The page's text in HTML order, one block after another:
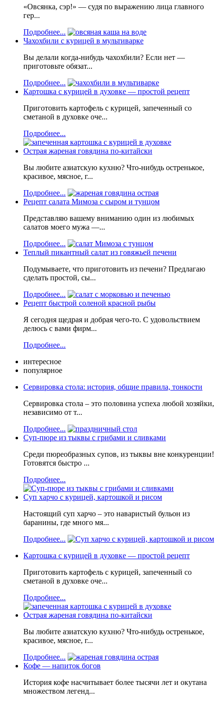
«Овсянка, сэр!» — судя по выражению лица главного
гер...
Подробнее...
Чахохбили с курицей в мультиварке
Вы делали когда-нибудь чахохбили? Если нет —
приготовьте обязат...
Подробнее...
Картошка с курицей в духовке — простой рецепт
Приготовить картофель с курицей, запеченный со
сметаной в духовке оче...
Подробнее...
Острая жареная говядина по-китайски
Вы любите азиатскую кухню? Что-нибудь остренькое,
красивое, мясное, г...
Подробнее...
Рецепт салата Мимоза с сыром и тунцом
Представляю вашему вниманию один из любимых
салатов моего мужа —...
Подробнее...
Теплый пикантный салат из говяжьей печени
Подумываете, что приготовить из печени? Предлагаю
сделать простой, сы...
Подробнее...
Рецепт быстрой соленой красной рыбы
Я сегодня щедрая и добрая чего-то. С удовольствием
делюсь с вами фирм...
Подробнее...
интересное
популярное
Сервировка стола: история, общие правила, тонкости
Сервировка стола – это половина успеха любой хозяйки,
независимо от т...
Подробнее...
Суп-пюре из тыквы с грибами и сливками
Среди пюреобразных супов, из тыквы вне конкуренции!
Готовятся быстро ...
Подробнее...
Суп харчо с курицей, картошкой и рисом
Настоящий суп харчо – это наваристый бульон из
баранины, где много мя...
Подробнее...
Картошка с курицей в духовке — простой рецепт
Приготовить картофель с курицей, запеченный со
сметаной в духовке оче...
Подробнее...
Острая жареная говядина по-китайски
Вы любите азиатскую кухню? Что-нибудь остренькое,
красивое, мясное, г...
Подробнее...
Кофе — напиток богов
История кофе насчитывает более тысячи лет и окутана
множеством легенд...